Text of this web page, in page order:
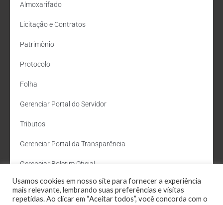
Almoxarifado
Licitação e Contratos
Patrimônio
Protocolo
Folha
Gerenciar Portal do Servidor
Tributos
Gerenciar Portal da Transparência
Gerenciar Boletim Oficial
Departamento de Água e Esgoto
Usamos cookies em nosso site para fornecer a experiência
mais relevante, lembrando suas preferências e visitas
repetidas. Ao clicar em “Aceitar todos”, você concorda com o